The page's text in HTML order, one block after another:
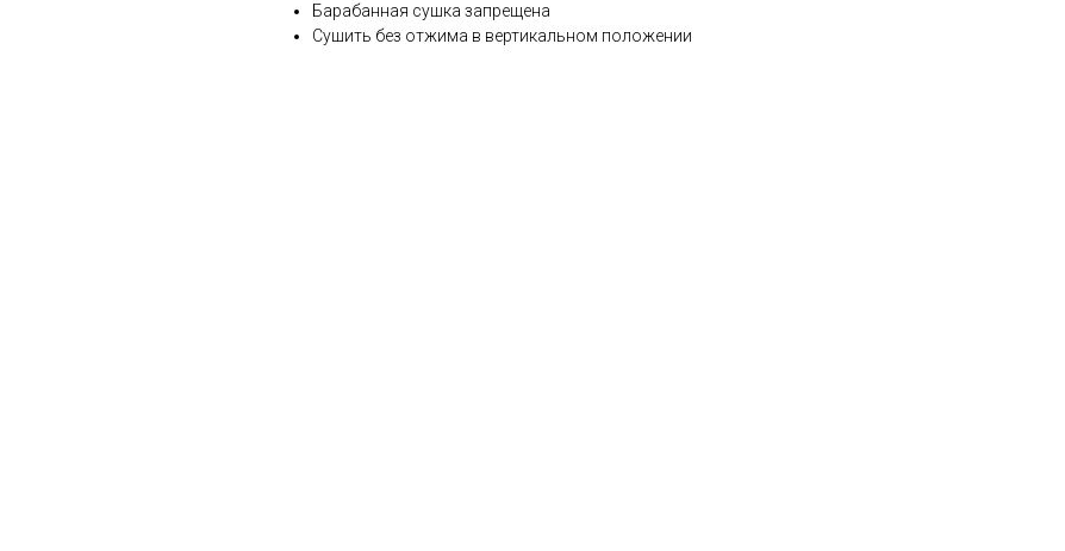
Барабанная сушка запрещена
Сушить без отжима в вертикальном положении